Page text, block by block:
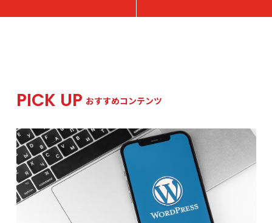
PICK UP おすすめコンテンツ